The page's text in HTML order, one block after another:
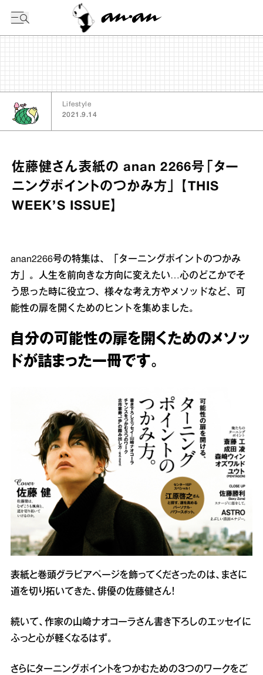
Lifestyle
2021.9.14
佐藤健さん表紙の anan 2266号「ター
ニングポイントのつかみ方」 【THIS
WEEK’S ISSUE】
anan2266号の特集は、「ターニングポイントのつかみ
方」。人生を前向きな方向に変えたい…心のどこかでそ
う思った時に役立つ、様々な考え方やメソッドなど、可
能性の扉を開くためのヒントを集めました。
自分の可能性の扉を開くためのメソッ
ドが詰まった一冊です。
表紙と巻頭グラビアページを飾ってくださったのは、まさに
道を切り拓いてきた、俳優の佐藤健さん！
続いて、作家の山崎ナオコーラさん書き下ろしのエッセイに
ふっと心が軽くなるはず。
さらにターニングポイントをつかむための３つのワークをご